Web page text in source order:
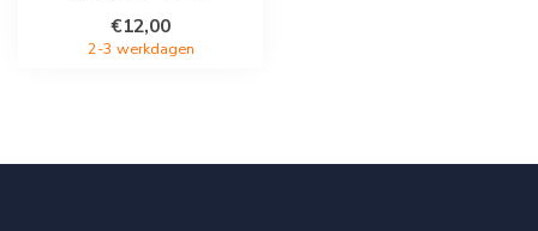
€12,00
2-3 werkdagen